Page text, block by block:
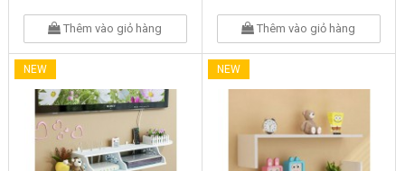
Thêm vào giỏ hàng Thêm vào giỏ hàng
NEW NEW